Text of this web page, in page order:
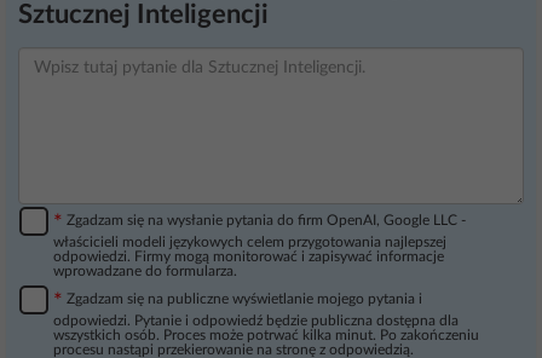
Sztucznej Inteligencji
* Zgadzam się na wysłanie pytania do firm OpenAI, Google LLC -
właścicieli modeli językowych celem przygotowania najlepszej
odpowiedzi. Firmy mogą monitorować i zapisywać informacje
wprowadzane do formularza.
* Zgadzam się na publiczne wyświetlanie mojego pytania i
odpowiedzi. Pytanie i odpowiedź będzie publiczna dostępna dla
wszystkich osób. Proces może potrwać kilka minut. Po zakończeniu
procesu nastąpi przekierowanie na stronę z odpowiedzią.